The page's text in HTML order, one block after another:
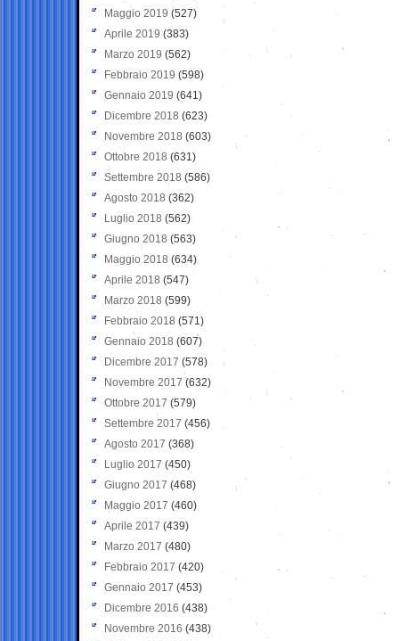
Maggio 2019 (527)
Aprile 2019 (383)
Marzo 2019 (562)
Febbraio 2019 (598)
Gennaio 2019 (641)
Dicembre 2018 (623)
Novembre 2018 (603)
Ottobre 2018 (631)
Settembre 2018 (586)
Agosto 2018 (362)
Luglio 2018 (562)
Giugno 2018 (563)
Maggio 2018 (634)
Aprile 2018 (547)
Marzo 2018 (599)
Febbraio 2018 (571)
Gennaio 2018 (607)
Dicembre 2017 (578)
Novembre 2017 (632)
Ottobre 2017 (579)
Settembre 2017 (456)
Agosto 2017 (368)
Luglio 2017 (450)
Giugno 2017 (468)
Maggio 2017 (460)
Aprile 2017 (439)
Marzo 2017 (480)
Febbraio 2017 (420)
Gennaio 2017 (453)
Dicembre 2016 (438)
Novembre 2016 (438)